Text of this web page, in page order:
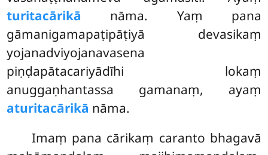
turitacārikā nāma. Yaṃ pana
gāmanigamapaṭipāṭiyā devasikaṃ
yojanadviyojanavasena
piṇḍapātacariyādīhi lokaṃ
anuggaṇhantassa gamanaṃ, ayaṃ
aturitacārikā nāma.
Imaṃ pana cārikaṃ caranto bhagavā